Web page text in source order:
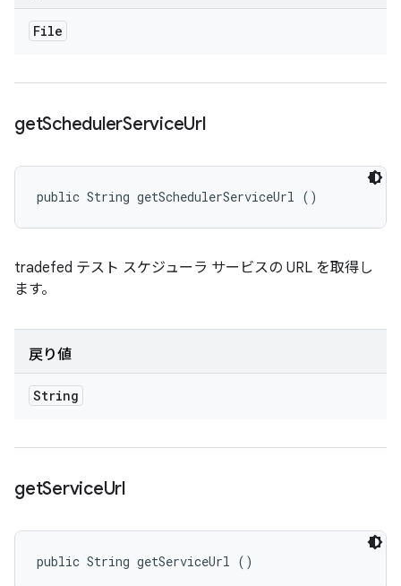
File
getSchedulerServiceUrl
public String getSchedulerServiceUrl ()
tradefed テスト スケジューラ サービスの URL を取得し
ます。
戻り値
String
getServiceUrl
public String getServiceUrl ()